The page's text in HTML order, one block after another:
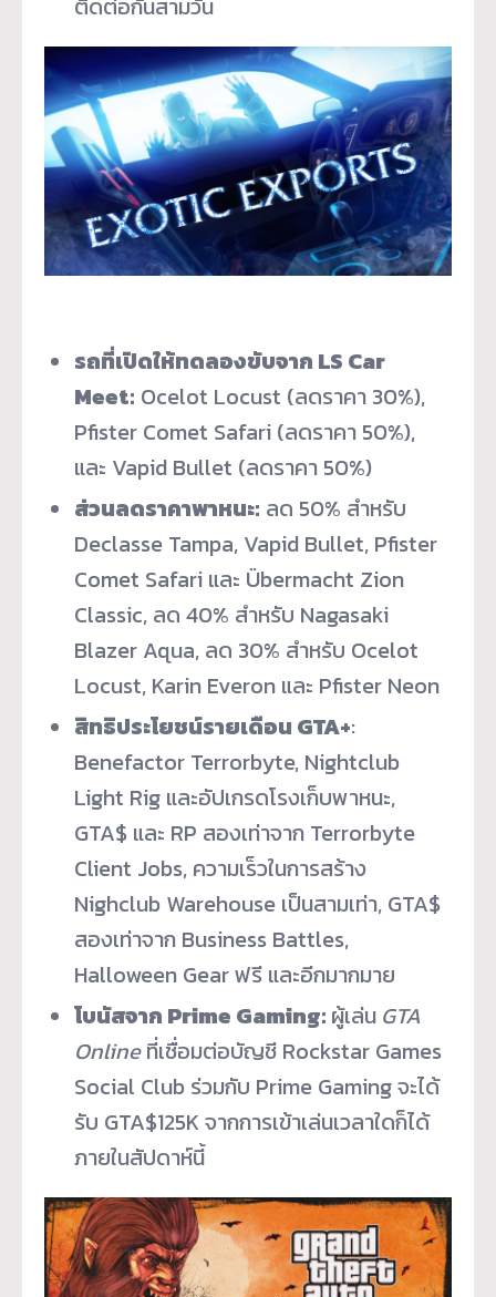
รถที่เปิดให้ทดลองขับจาก LS Car
Meet: Ocelot Locust (ลดราคา 30%),
Pfister Comet Safari (ลดราคา 50%),
และ Vapid Bullet (ลดราคา 50%)
ส่วนลดราคาพาหนะ: ลด 50% สำหรับ
Declasse Tampa, Vapid Bullet, Pfister
Comet Safari และ Übermacht Zion
Classic, ลด 40% สำหรับ Nagasaki
Blazer Aqua, ลด 30% สำหรับ Ocelot
Locust, Karin Everon และ Pfister Neon
สิทธิประโยชน์รายเดือน GTA+:
Benefactor Terrorbyte, Nightclub
Light Rig และอัปเกรดโรงเก็บพาหนะ,
GTA$ และ RP สองเท่าจาก Terrorbyte
Client Jobs, ความเร็วในการสร้าง
Nighclub Warehouse เป็นสามเท่า, GTA$
สองเท่าจาก Business Battles,
Halloween Gear ฟรี และอีกมากมาย
โบนัสจาก Prime Gaming: ผู้เล่น GTA
Onlineที่เชื่อมต่อบัญชี Rockstar Games
Social Club ร่วมกับ Prime Gaming จะได้
รับ GTA$125K จากการเข้าเล่นเวลาใดก็ได้
ภายในสัปดาห์นี้